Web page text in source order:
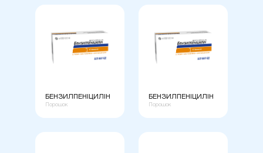
БЕНЗИЛПЕНІЦИЛІН
Порошок
БЕНЗИЛПЕНІЦИЛІН
Порошок